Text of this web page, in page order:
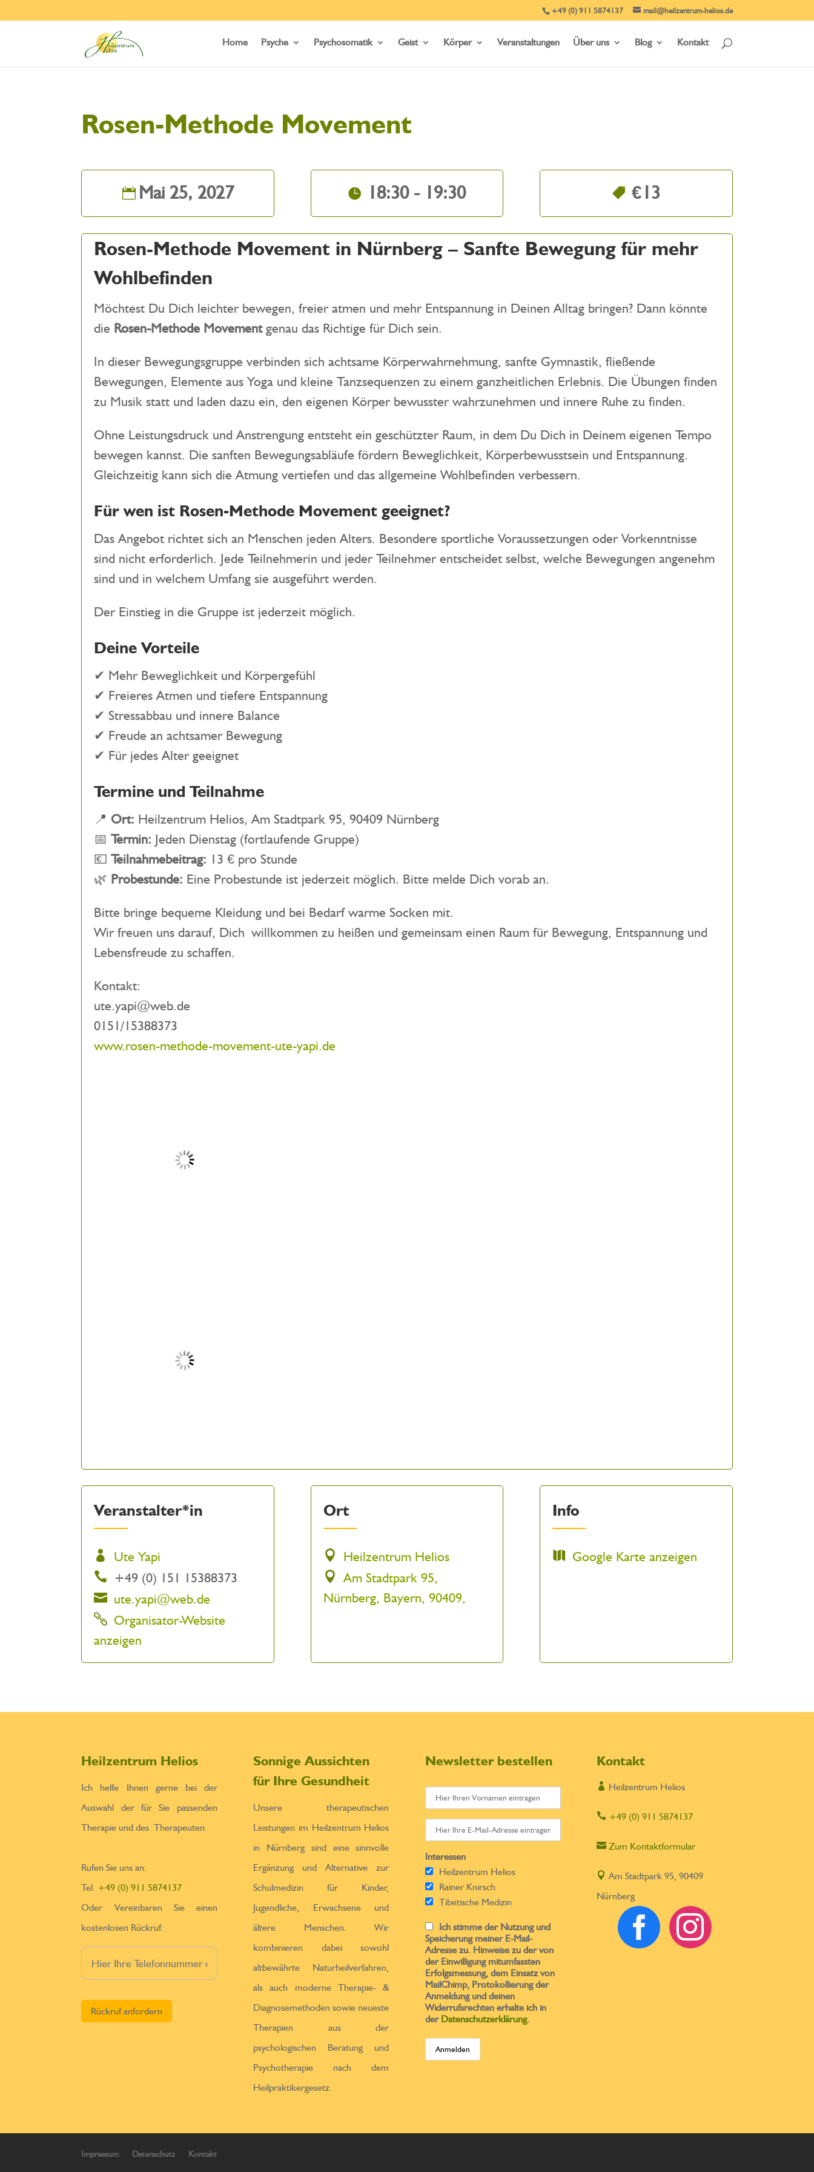
+49 (0) 911 5874137 mail@heilzentrum-helios.de
Home Psyche Psychosomatik Geist Körper Veranstaltungen Über uns Blog Kontakt
Rosen-Methode Movement
Mai 25, 2027 18:30 - 19:30 €13
Rosen-Methode Movement in Nürnberg – Sanfte Bewegung für mehr
Wohlbefinden
Möchtest Du Dich leichter bewegen, freier atmen und mehr Entspannung in Deinen Alltag bringen? Dann könnte
die Rosen-Methode Movementgenau das Richtige für Dich sein.
In dieser Bewegungsgruppe verbinden sich achtsame Körperwahrnehmung, sanfte Gymnastik, fließende
Bewegungen, Elemente aus Yoga und kleine Tanzsequenzen zu einem ganzheitlichen Erlebnis. Die Übungen finden
zu Musik statt und laden dazu ein, den eigenen Körper bewusster wahrzunehmen und innere Ruhe zu finden.
Ohne Leistungsdruck und Anstrengung entsteht ein geschützter Raum, in dem Du Dich in Deinem eigenen Tempo
bewegen kannst. Die sanften Bewegungsabläufe fördern Beweglichkeit, Körperbewusstsein und Entspannung.
Gleichzeitig kann sich die Atmung vertiefen und das allgemeine Wohlbefinden verbessern.
Für wen ist Rosen-Methode Movement geeignet?
Das Angebot richtet sich an Menschen jeden Alters. Besondere sportliche Voraussetzungen oder Vorkenntnisse
sind nicht erforderlich. Jede Teilnehmerin und jeder Teilnehmer entscheidet selbst, welche Bewegungen angenehm
sind und in welchem Umfang sie ausgeführt werden.
Der Einstieg in die Gruppe ist jederzeit möglich.
Deine Vorteile
✔ Mehr Beweglichkeit und Körpergefühl
✔ Freieres Atmen und tiefere Entspannung
✔ Stressabbau und innere Balance
✔ Freude an achtsamer Bewegung
✔ Für jedes Alter geeignet
Termine und Teilnahme
📍Ort: Heilzentrum Helios, Am Stadtpark 95, 90409 Nürnberg
📅Termin: Jeden Dienstag (fortlaufende Gruppe)
💶Teilnahmebeitrag: 13 € pro Stunde
🌿 Probestunde: Eine Probestunde ist jederzeit möglich. Bitte melde Dich vorab an.
Bitte bringe bequeme Kleidung und bei Bedarf warme Socken mit.
Wir freuen uns darauf, Dich willkommen zu heißen und gemeinsam einen Raum für Bewegung, Entspannung und
Lebensfreude zu schaffen.
Kontakt:
ute.yapi@web.de
0151/15388373
www.rosen-methode-movement-ute-yapi.de
Veranstalter*in
Ute Yapi
+49 (0) 151 15388373
ute.yapi@web.de
Organisator-Website
anzeigen
Ort
Heilzentrum Helios
Am Stadtpark 95,
Nürnberg, Bayern, 90409,
Info
Google Karte anzeigen
Heilzentrum Helios
Ich helfe Ihnen gerne bei der
Auswahl der für Sie passenden
Therapie und des Therapeuten.
Rufen Sie uns an:
Tel. +49 (0) 911 5874137
Oder Vereinbaren Sie einen
kostenlosen Rückruf:
Sonnige Aussichten
für Ihre Gesundheit
Unsere therapeutischen
Leistungen im Heilzentrum Helios
in Nürnberg sind eine sinnvolle
Ergänzung und Alternative zur
Schulmedizin für Kinder,
Jugendliche, Erwachsene und
ältere Menschen. Wir
kombinieren dabei sowohl
altbewährte Naturheilverfahren,
als auch moderne Therapie- &
Diagnosemethoden sowie neueste
Therapien aus der
psychologischen Beratung und
Psychotherapie nach dem
Heilpraktikergesetz.
Newsletter bestellen
Interessen
Heilzentrum Helios
Rainer Knirsch
Tibetische Medizin
Ich stimme der Nutzung und
Speicherung meiner E-Mail-
Adresse zu. Hinweise zu der von
der Einwilligung mitumfassten
Erfolgsmessung, dem Einsatz von
MailChimp, Protokollierung der
Anmeldung und deinen
Widerrufsrechten erhalte ich in
der Datenschutzerklärung.
Kontakt
 Heilzentrum Helios
 +49 (0) 911 5874137
 Zum Kontaktformular
 Am Stadtpark 95, 90409
Nürnberg
 
Impressum Datenschutz Kontakt